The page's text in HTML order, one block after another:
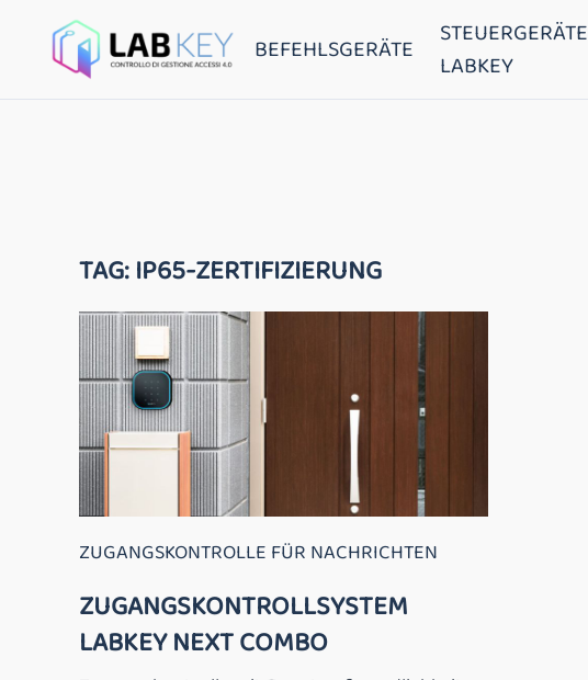
BEFEHLSGERÄTE
STEUERGERÄTE
LABKEY
TAG:IP65-ZERTIFIZIERUNG
ZUGANGSKONTROLLE FÜR NACHRICHTEN
ZUGANGSKONTROLLSYSTEM
LABKEY NEXT COMBO